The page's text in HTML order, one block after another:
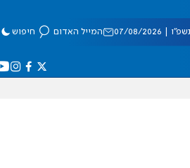
08/2026 המייל האדום חיפוש